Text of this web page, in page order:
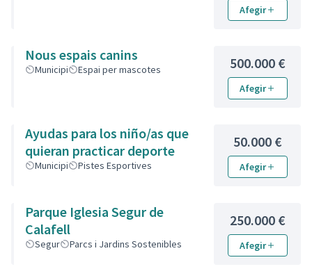
Afegir
Nous espais canins
Municipi Espai per mascotes 500.000 €
Afegir
Ayudas para los niño/as que
quieran practicar deporte
Municipi Pistes Esportives
50.000 €
Afegir
Parque Iglesia Segur de
Calafell
Segur Parcs i Jardins Sostenibles
250.000 €
Afegir